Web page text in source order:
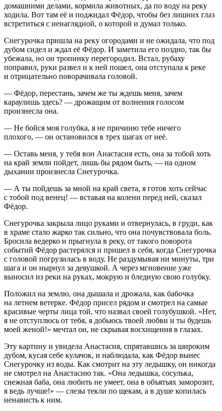
домашними делами, кормила животных, да по воду на реку
ходила. Вот там её и поджидал Фёдор, чтобы без лишних глаз
встретиться с ненаглядной, о которой и думал только.
Снегурочка пришла на реку огородами и не ожидала, что под
дубом сидел и ждал её Фёдор. И заметила его поздно, так бы
убежала, но он тропинку перегородил. Встал, рубаху
поправил, руки развел и к ней пошел, она отступала к реке
и отрицательно поворачивала головой.
— Фёдор, перестань, зачем же ты ждешь меня, зачем
караулишь здесь? — дрожащим от волнения голосом
произнесла она.
— Не бойся моя голубка, я не причиню тебе ничего
плохого, — он остановился в трех шагах от неё.
— Оставь меня, у тебя вон Анастасия есть, она за тобой хоть
на край земли пойдет, лишь бы рядом быть, — на одном
дыхании произнесла Снегурочка.
— А ты пойдешь за мной на край света, я готов хоть сейчас
с тобой под венец! — вставая на колени перед ней, сказал
Фёдор.
Снегурочка закрыла лицо руками и отвернулась, в груди, как
в храме стало жарко так сильно, что она почувствовала боль.
Бросила ведерко и прыгнула в реку, от такого поворота
событий Фёдор растерялся и пришел в себя, когда Снегурочка
с головой погрузилась в воду. Не раздумывая ни минуты, три
шага и он нырнул за девушкой. А через мгновение уже
выносил из реки на руках, мокрую и бледную свою голубку.
Положил на землю, она дышала и дрожала, как бабочка
на летнем ветерке. Фёдор присел рядом и смотрел на самые
красивые черты лица той, что назвал своей голубушкой. «Нет,
я не отступлюсь от тебя, я добьюсь твоей любви и ты будешь
моей женой!» мечтал он, не скрывая восхищения в глазах.
Эту картину и увидела Анастасия, спрятавшись за широким
дубом, кусая себе кулачок, и наблюдала, как Фёдор вынес
Снегурочку из воды. Как смотрит на эту ледышку, он никогда
не смотрел на Анастасию так. «Она ледышка, сосулька,
снежная баба, она любить не умеет, она в объятьях заморозит,
я ведь лучше!» — слезы текли по щекам, а в душе копилась
ненависть к ним.